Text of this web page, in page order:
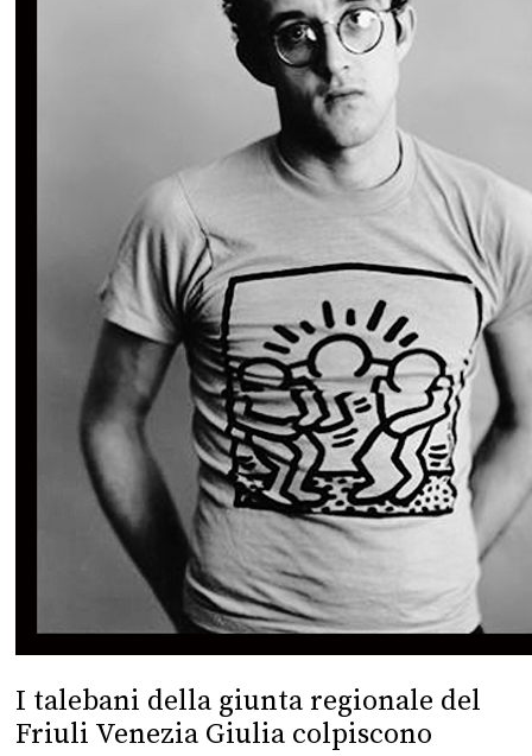
I talebani della giunta regionale del
Friuli Venezia Giulia colpiscono